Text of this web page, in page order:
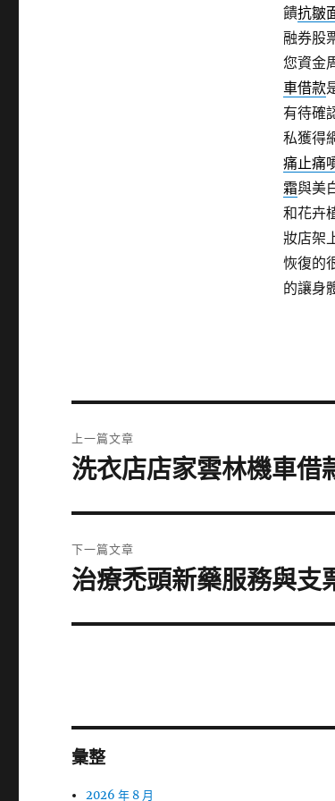
饋抗皺
融券股
您資金
車借款
有待確
私獲得
痛止痛
霜與美
和花卉
妝店架
恢復的
的讓身
章
上一篇文章
上
篇
文
章:
洗衣店店家雲林機車借
下一篇文章
下
篇
治療禿頭新藥服務與支
彙整
2026 年 8 月